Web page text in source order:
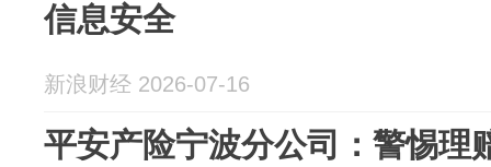
信息安全
新浪财经 2026-07-16
平安产险宁波分公司：警惕理